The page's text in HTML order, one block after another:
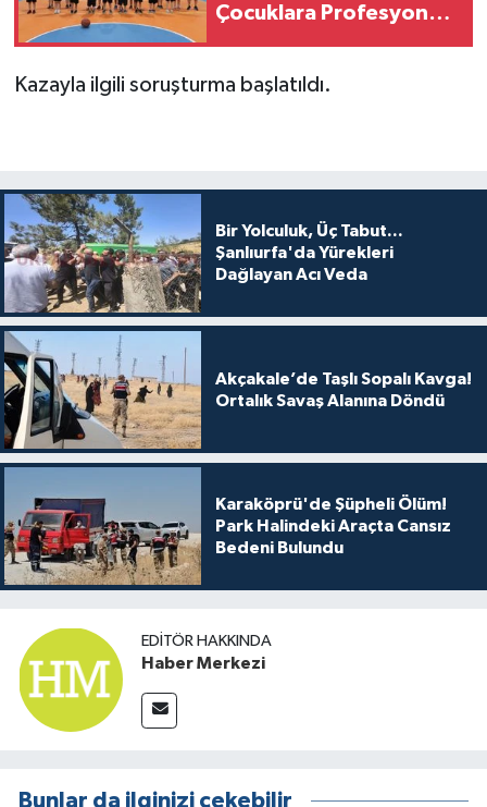
Çocuklara Profesyonel
Kazayla ilgili soruşturma başlatıldı.
Bir Yolculuk, Üç Tabut...
Şanlıurfa'da Yürekleri
Dağlayan Acı Veda
Akçakale’de Taşlı Sopalı Kavga!
Ortalık Savaş Alanına Döndü
Karaköprü'de Şüpheli Ölüm!
Park Halindeki Araçta Cansız
Bedeni Bulundu
EDITÖR HAKKINDA
Haber Merkezi
Bunlar da ilginizi çekebilir